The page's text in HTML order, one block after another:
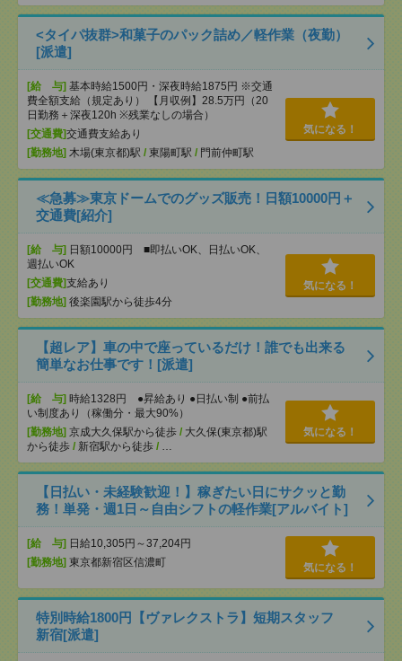
<タイパ抜群>和菓子のパック詰め／軽作業（夜勤）
[派遣]
[給 与] 基本時給1500円・深夜時給1875円 ※交通
費全額支給（規定あり） 【月収例】28.5万円（20
日勤務＋深夜120h ※残業なしの場合）
[交通費]交通費支給あり
[勤務地] 木場(東京都)駅 / 東陽町駅 / 門前仲町駅
気になる！
≪急募≫東京ドームでのグッズ販売！日額10000円＋
交通費[紹介]
[給 与] 日額10000円 ■即払いOK、日払いOK、
週払いOK
[交通費]支給あり
[勤務地] 後楽園駅から徒歩4分
気になる！
【超レア】車の中で座っているだけ！誰でも出来る
簡単なお仕事です！[派遣]
[給 与] 時給1328円 ●昇給あり ●日払い制 ●前払
い制度あり（稼働分・最大90%）
[勤務地] 京成大久保駅から徒歩 / 大久保(東京都)駅
から徒歩 / 新宿駅から徒歩 / …
気になる！
【日払い・未経験歓迎！】稼ぎたい日にサクッと勤
務！単発・週1日～自由シフトの軽作業[アルバイト]
[給 与] 日給10,305円～37,204円
[勤務地] 東京都新宿区信濃町 気になる！
特別時給1800円【ヴァレクストラ】短期スタッフ
新宿[派遣]